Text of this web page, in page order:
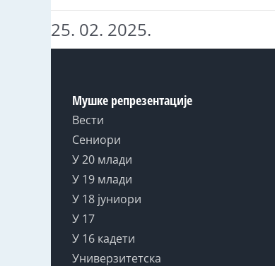
25. 02. 2025.
Мушке репрезентације
Вести
Сениори
У 20 млади
У 19 млади
У 18 јуниори
У 17
У 16 кадети
Универзитетска